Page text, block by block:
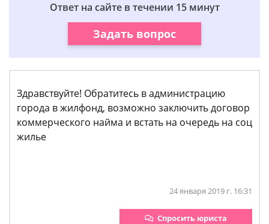
Ответ на сайте в течении 15 минут
Задать вопрос
Здравствуйте! Обратитесь в администрацию
города в жилфонд, возможно заключить договор
коммерческого найма и встать на очередь на соц
жилье
24 января 2019 г. 16:31
Спросить юриста